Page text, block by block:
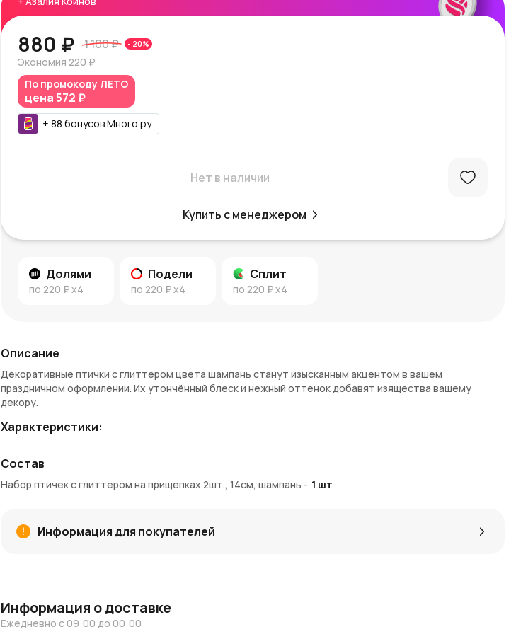
880 ₽ 1 100 ₽ - 20%
Экономия 220 ₽
По промокоду ЛЕТО
цена572 ₽
+ 88 бонусовМного.ру
Нет в наличии
Купить с менеджером
Долями
по 220 ₽x4
Подели
по 220 ₽x4
Сплит
по 220 ₽x4
Описание
Декоративные птички с глиттером цвета шампань станут изысканным акцентом в вашем
праздничном оформлении. Их утончённый блеск и нежный оттенок добавят изящества вашему
декору.
Характеристики:
Размер
Цвет
: шампань с блестящим покрытием.
Материал: текстиль, перо, блёстки.
Преимущества:
Идеи применения:
Состав
Набор птичек с глиттером на прищепках 2шт., 14см, шампань - 1 шт
Информация для покупателей
Информация о доставке
Ежедневно с 09:00 до 00:00